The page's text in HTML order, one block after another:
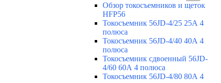
Обзор токосъемников и щеток
HFP56
Токосъемник 56JD-4/25 25А 4
полюса
Токосъемник 56JD-4/40 40А 4
полюса
Токосъемник сдвоенный 56JD-
4/60 60А 4 полюса
Токосъемник 56JD-4/80 80А 4